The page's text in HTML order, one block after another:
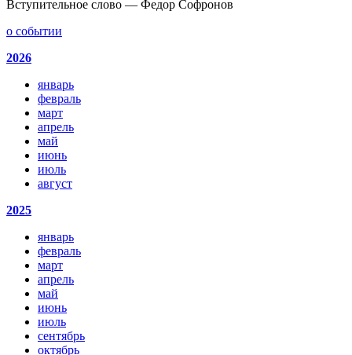
Вступительное слово — Федор Софронов
о событии
2026
январь
февраль
март
апрель
май
июнь
июль
август
2025
январь
февраль
март
апрель
май
июнь
июль
сентябрь
октябрь